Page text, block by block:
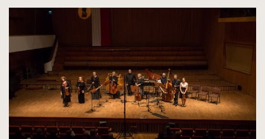
spowoduje
powiększenie
do
rozmiarów
oryginalnych